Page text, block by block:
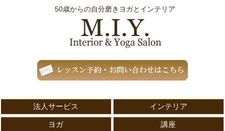
50歳からの自分磨きヨガとインテリア
法人サービス インテリア
ヨガ 講座